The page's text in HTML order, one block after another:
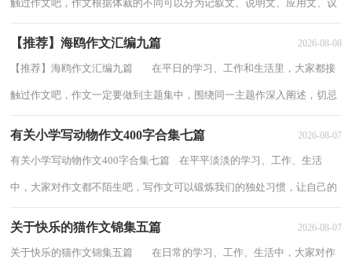
触过作文吧，作文根据体裁的不同可以分为记叙文、说明文、应用文、议
【推荐】海鸥作文汇编九篇 2026-08-08
【推荐】海鸥作文汇编九篇 在平日的学习、工作和生活里，大家都接
触过作文吧，作文一定要做到主题集中，围绕同一主题作深入阐述，切忌
有关小学写动物作文400字合集七篇 2026-08-07
有关小学写动物作文400字合集七篇 在平平淡淡的学习、工作、生活
中，大家对作文都不陌生吧，写作文可以锻炼我们的独处习惯，让自己的
关于快乐的猫作文锦集五篇 2026-08-07
关于快乐的猫作文锦集五篇 在日常的学习、工作、生活中，大家对作